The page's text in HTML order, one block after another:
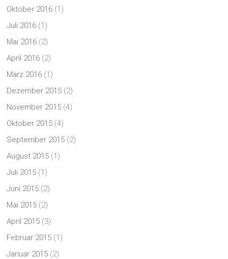
Oktober 2016 (1)
Juli 2016 (1)
Mai 2016 (2)
April 2016 (2)
März 2016 (1)
Dezember 2015 (2)
November 2015 (4)
Oktober 2015 (4)
September 2015 (2)
August 2015 (1)
Juli 2015 (1)
Juni 2015 (2)
Mai 2015 (2)
April 2015 (3)
Februar 2015 (1)
Januar 2015 (2)